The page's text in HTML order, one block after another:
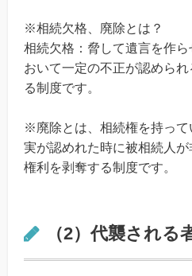
※相続欠格、廃除とは？
相続欠格：脅して遺言を作
おいて一定の不正が認めら
る制度です。
※廃除とは、相続権を持っ
実が認めれた時に被相続人
権利を剥奪する制度です。
（2）代襲される